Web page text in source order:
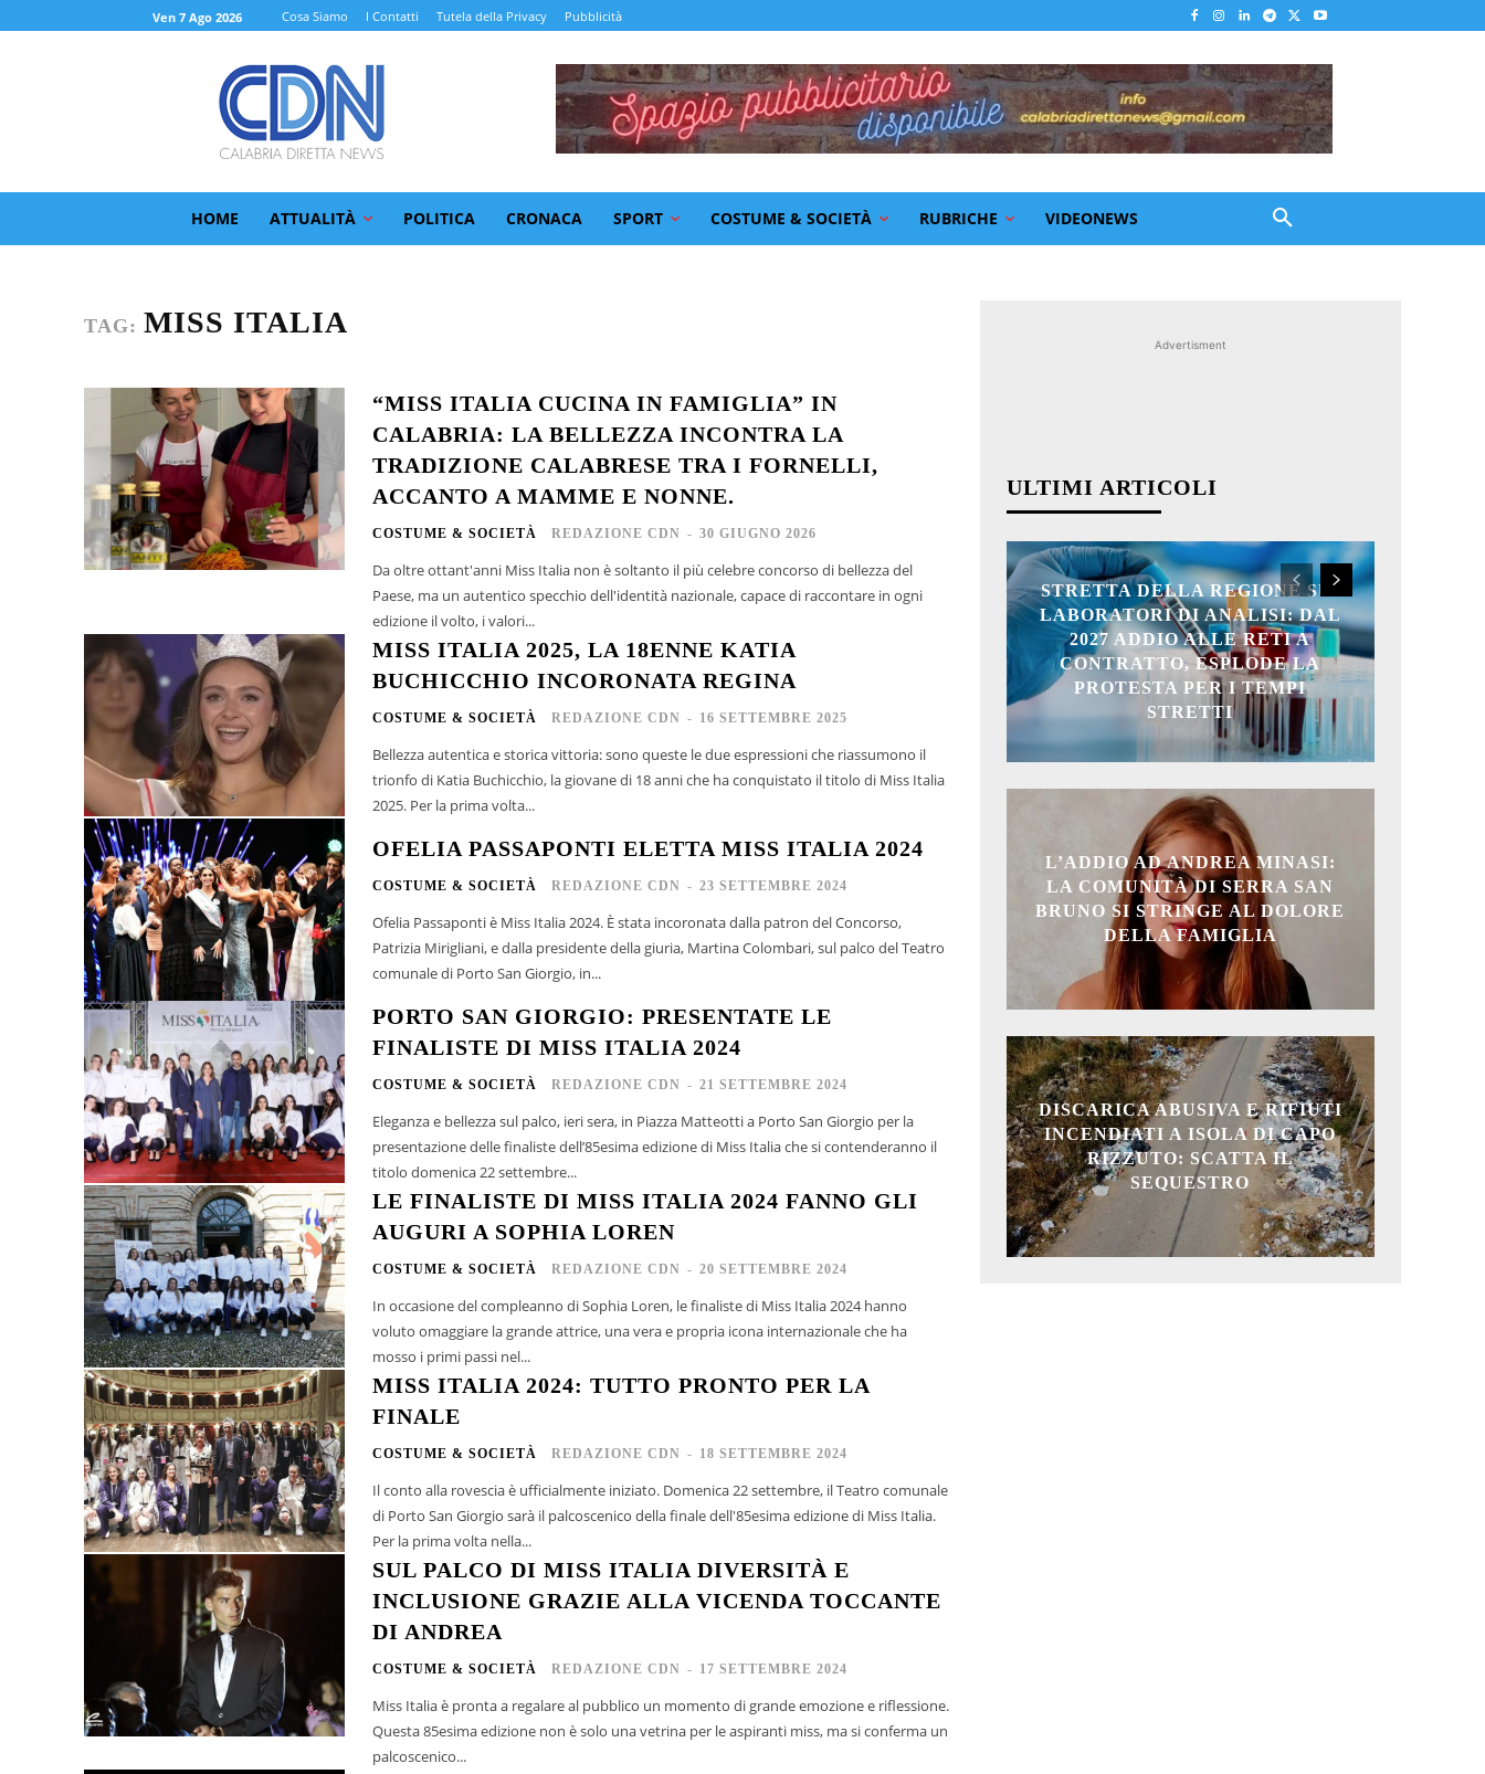
Ven 7 Ago 2026 Cosa Siamo I Contatti Tutela della Privacy Pubblicità
HOME ATTUALITÀ POLITICA CRONACA SPORT COSTUME & SOCIETÀ RUBRICHE VIDEONEWS
TAG: MISS ITALIA
“MISS ITALIA CUCINA IN FAMIGLIA” IN
CALABRIA: LA BELLEZZA INCONTRA LA
TRADIZIONE CALABRESE TRA I FORNELLI,
ACCANTO A MAMME E NONNE.
COSTUME & SOCIETÀ REDAZIONE CDN - 30 GIUGNO 2026
Da oltre ottant'anni Miss Italia non è soltanto il più celebre concorso di bellezza del
Paese, ma un autentico specchio dell'identità nazionale, capace di raccontare in ogni
edizione il volto, i valori...
MISS ITALIA 2025, LA 18ENNE KATIA
BUCHICCHIO INCORONATA REGINA
COSTUME & SOCIETÀ REDAZIONE CDN - 16 SETTEMBRE 2025
Bellezza autentica e storica vittoria: sono queste le due espressioni che riassumono il
trionfo di Katia Buchicchio, la giovane di 18 anni che ha conquistato il titolo di Miss Italia
2025. Per la prima volta...
OFELIA PASSAPONTI ELETTA MISS ITALIA 2024
COSTUME & SOCIETÀ REDAZIONE CDN - 23 SETTEMBRE 2024
Ofelia Passaponti è Miss Italia 2024. È stata incoronata dalla patron del Concorso,
Patrizia Mirigliani, e dalla presidente della giuria, Martina Colombari, sul palco del Teatro
comunale di Porto San Giorgio, in...
PORTO SAN GIORGIO: PRESENTATE LE
FINALISTE DI MISS ITALIA 2024
COSTUME & SOCIETÀ REDAZIONE CDN - 21 SETTEMBRE 2024
Eleganza e bellezza sul palco, ieri sera, in Piazza Matteotti a Porto San Giorgio per la
presentazione delle finaliste dell’85esima edizione di Miss Italia che si contenderanno il
titolo domenica 22 settembre...
LE FINALISTE DI MISS ITALIA 2024 FANNO GLI
AUGURI A SOPHIA LOREN
COSTUME & SOCIETÀ REDAZIONE CDN - 20 SETTEMBRE 2024
In occasione del compleanno di Sophia Loren, le finaliste di Miss Italia 2024 hanno
voluto omaggiare la grande attrice, una vera e propria icona internazionale che ha
mosso i primi passi nel...
MISS ITALIA 2024: TUTTO PRONTO PER LA
FINALE
COSTUME & SOCIETÀ REDAZIONE CDN - 18 SETTEMBRE 2024
Il conto alla rovescia è ufficialmente iniziato. Domenica 22 settembre, il Teatro comunale
di Porto San Giorgio sarà il palcoscenico della finale dell'85esima edizione di Miss Italia.
Per la prima volta nella...
SUL PALCO DI MISS ITALIA DIVERSITÀ E
INCLUSIONE GRAZIE ALLA VICENDA TOCCANTE
DI ANDREA
COSTUME & SOCIETÀ REDAZIONE CDN - 17 SETTEMBRE 2024
Miss Italia è pronta a regalare al pubblico un momento di grande emozione e riflessione.
Questa 85esima edizione non è solo una vetrina per le aspiranti miss, ma si conferma un
palcoscenico...
Advertisment
ULTIMI ARTICOLI
STRETTA DELLA REGIONE SUI
LABORATORI DI ANALISI: DAL
2027 ADDIO ALLE RETI A
CONTRATTO, ESPLODE LA
PROTESTA PER I TEMPI
STRETTI
L’ADDIO AD ANDREA MINASI:
LA COMUNITÀ DI SERRA SAN
BRUNO SI STRINGE AL DOLORE
DELLA FAMIGLIA
DISCARICA ABUSIVA E RIFIUTI
INCENDIATI A ISOLA DI CAPO
RIZZUTO: SCATTA IL
SEQUESTRO